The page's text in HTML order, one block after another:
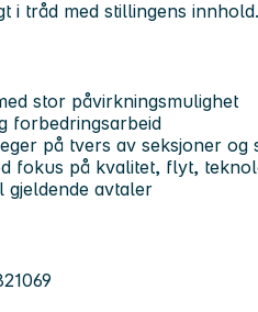
i tråd med stillingens innhold.
stor påvirkningsmulighet
forbedringsarbeid
på tvers av seksjoner og
fokus på kvalitet, flyt,
gjeldende avtaler